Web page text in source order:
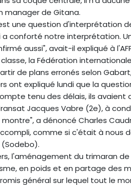
manager de Gitana.
une question d'interprétation
a conforté notre interprétation.
aussi", avait-il expliqué à
la Fédération
de plans erronés selon
ont expliqué lundi que la
tenu des délais, ils
Jacques Vabre (2e), à
montre", a dénoncé Charles
comme si c'était à nous
(Sodebo).
l'aménagement du trimaran
en poids et en partage des
général sur lequel tout le